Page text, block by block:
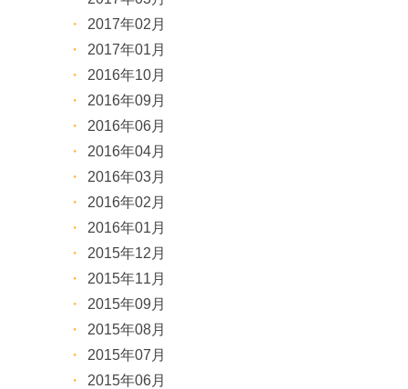
2017年02月
2017年01月
2016年10月
2016年09月
2016年06月
2016年04月
2016年03月
2016年02月
2016年01月
2015年12月
2015年11月
2015年09月
2015年08月
2015年07月
2015年06月